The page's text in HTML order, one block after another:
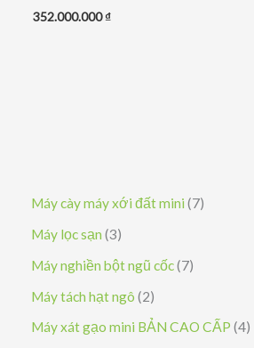
Máy cày máy xới đất mini 77
Máy lọc sạn 33
s
Máy nghiền bột ngũ cốc 77
ả
Máy tách hạt ngô 22
s
Máy xát gạo mini BẢN CAO CẤP 44
352.000.000₫